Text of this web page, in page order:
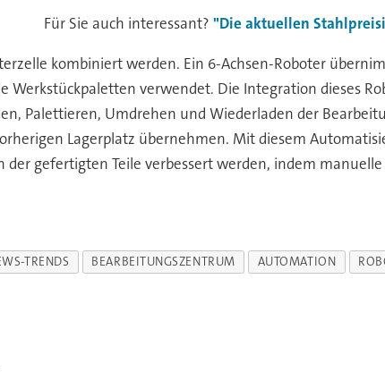
Für Sie auch interessant? "Die aktuellen
kombiniert werden. Ein 6-Achsen-Roboter
verwendet. Die Integration dieses
Palettieren, Umdrehen und Wiederladen der
Lagerplatz übernehmen. Mit diesem
der gefertigten Teile verbessert werden, indem
TRENDS BEARBEITUNGSZENTRUM AUTOMATION